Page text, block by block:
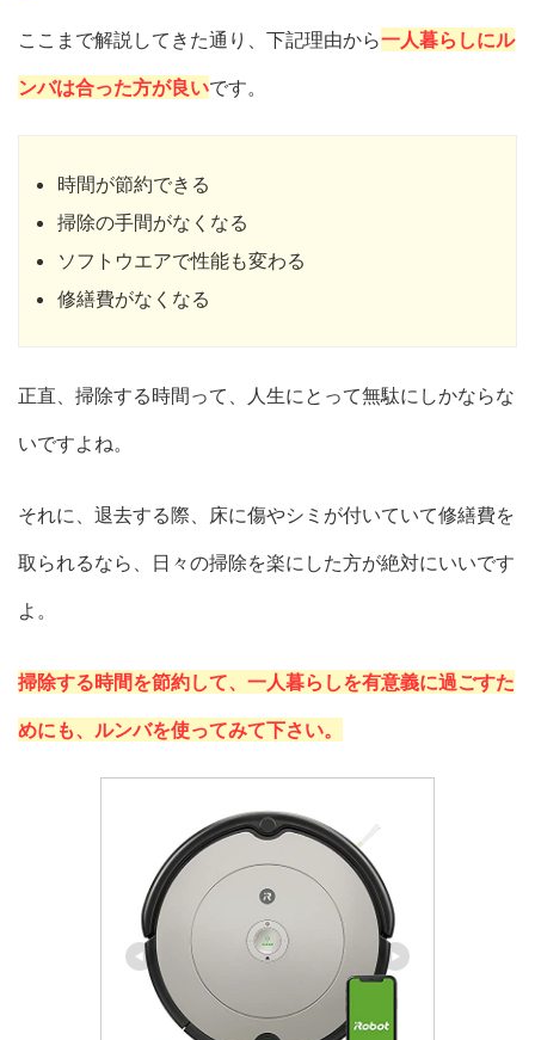
ここまで解説してきた通り、下記理由から一人暮らしにル
ンバは合った方が良いです。
時間が節約できる
掃除の手間がなくなる
ソフトウエアで性能も変わる
修繕費がなくなる
正直、掃除する時間って、人生にとって無駄にしかならな
いですよね。
それに、退去する際、床に傷やシミが付いていて修繕費を
取られるなら、日々の掃除を楽にした方が絶対にいいです
よ。
掃除する時間を節約して、一人暮らしを有意義に過ごすた
めにも、ルンバを使ってみて下さい。